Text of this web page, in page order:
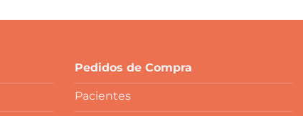
Pedidos de Compra
Pacientes